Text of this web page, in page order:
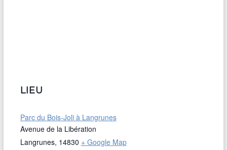
LIEU
Parc du Bois-Joli à Langrunes
Avenue de la Libération
Langrunes, 14830 + Google Map